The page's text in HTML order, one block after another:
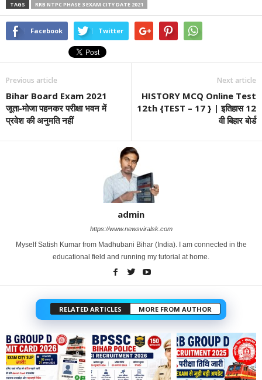
TAGS RRB NTPC PHASE 3 EXAM CITY DATE 2021
Facebook Twitter
Previous article
Bihar Board Exam 2021
जूता-मोजा पहनकर परीक्षा भवन में
प्रवेश की अनुमति नहीं
Next article
HISTORY MCQ Online Test
12th {TEST – 17 } | इतिहास 12
वी बिहार बोर्ड
admin
https://www.newsviralsk.com
Myself Satish Kumar from Madhubani Bihar (India). I am connected in the
educational field and running my tutorial at home.
RELATED ARTICLES MORE FROM AUTHOR